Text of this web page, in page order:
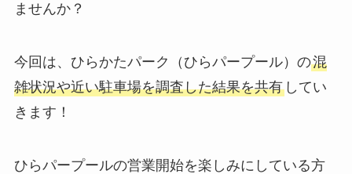
ませんか？
今回は、ひらかたパーク（ひらパープール）の混
雑状況や近い駐車場を調査した結果を共有してい
きます！
ひらパープールの営業開始を楽しみにしている方